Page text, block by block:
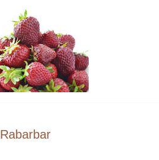
Rabarbar